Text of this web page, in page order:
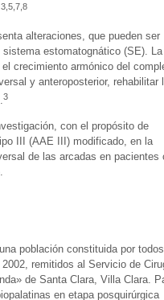
3,5,7,8
alteraciones, que pueden ser
estomatognático (SE).
crecimiento armónico del
y anteroposterior, rehabilitar
3
con el propósito de
III (AAE III) modificado, en la
de las arcadas en pacientes
población constituida por
remitidos al Servicio de
de Santa Clara, Villa Clara.
en etapa posquirúrgica